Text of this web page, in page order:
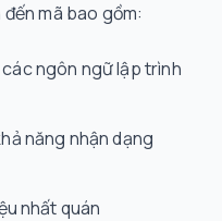
mã bao gồm:
ngôn ngữ lập trình
năng nhận dạng
nhất quán